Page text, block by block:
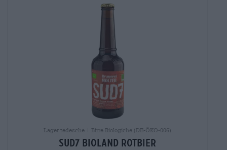
Lager tedesche | Birre Biologiche (DE-ÖKO-006)
sud7 bioland rotbier